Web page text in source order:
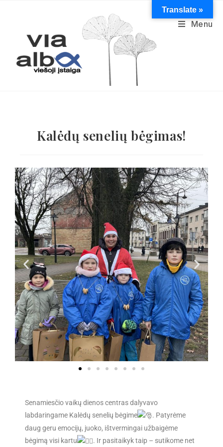
Menu
Kalėdų senelių bėgimas!
Senamiesčio vaikų dienos centras dalyvavo
labdaringame Kalėdų senelių bėgime
. Patyrėme
daug geru emocijų, juoko, ištvermingai užbaigėme
bėgimą visi kartu
. Ir pasitaikyk taip – sutikome net
Translate »